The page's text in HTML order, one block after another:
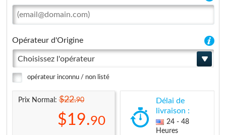
Opérateur d'Origine
Choisissez l'opérateur
opérateur inconnu / non listé
Prix Normal:$22.90
$19.90
Délai de
livraison :
24 - 48
Heures